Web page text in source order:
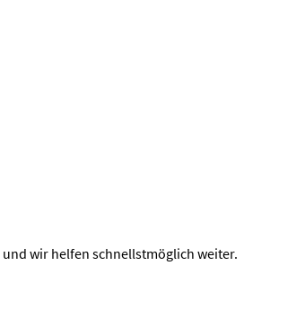
wir helfen schnellstmöglich weiter.